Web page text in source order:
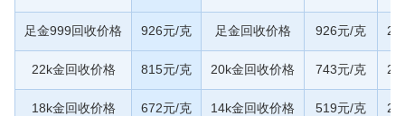
足金999回收价格 926元/克 足金回收价格 926元/克
22k金回收价格 815元/克 20k金回收价格 743元/克
18k金回收价格 672元/克 14k金回收价格 519元/克